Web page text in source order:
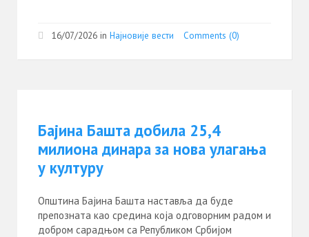
16/07/2026 in Најновије вести Comments (0)
Бајина Башта добила 25,4
милиона динара за нова улагања
у културу
Општина Бајина Башта наставља да буде
препозната као средина која одговорним радом и
добром сарадњом са Републиком Србијом